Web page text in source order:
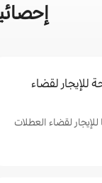
للإيجار لقضاء
للإيجار لقضاء العطلات